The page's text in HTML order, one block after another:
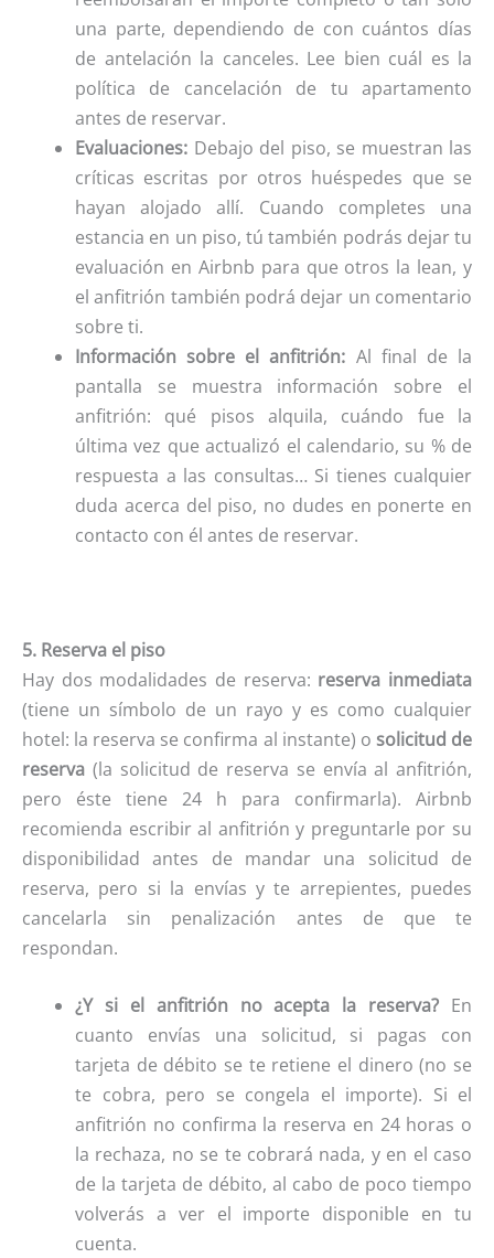
una parte, dependiendo de con cuántos días
de antelación la canceles. Lee bien cuál es la
política de cancelación de tu apartamento
antes de reservar.
Evaluaciones: Debajo del piso, se muestran las
críticas escritas por otros huéspedes que se
hayan alojado allí. Cuando completes una
estancia en un piso, tú también podrás dejar tu
evaluación en Airbnb para que otros la lean, y
el anfitrión también podrá dejar un comentario
sobre ti.
Información sobre el anfitrión: Al final de la
pantalla se muestra información sobre el
anfitrión: qué pisos alquila, cuándo fue la
última vez que actualizó el calendario, su % de
respuesta a las consultas… Si tienes cualquier
duda acerca del piso, no dudes en ponerte en
contacto con él antes de reservar.
5. Reserva el piso
Hay dos modalidades de reserva: reserva inmediata
(tiene un símbolo de un rayo y es como cualquier
hotel: la reserva se confirma al instante) o solicitud de
reserva (la solicitud de reserva se envía al anfitrión,
pero éste tiene 24 h para confirmarla). Airbnb
recomienda escribir al anfitrión y preguntarle por su
disponibilidad antes de mandar una solicitud de
reserva, pero si la envías y te arrepientes, puedes
cancelarla sin penalización antes de que te
respondan.
¿Y si el anfitrión no acepta la reserva? En
cuanto envías una solicitud, si pagas con
tarjeta de débito se te retiene el dinero (no se
te cobra, pero se congela el importe). Si el
anfitrión no confirma la reserva en 24 horas o
la rechaza, no se te cobrará nada, y en el caso
de la tarjeta de débito, al cabo de poco tiempo
volverás a ver el importe disponible en tu
cuenta.